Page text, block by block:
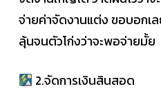
จ่ายค่าจัดงานแต่ง ขอบอกเ
ลุ้นจนตัวโก่งว่าจะพอจ่ายมั้ย
2.จัดการเงินสินสอด